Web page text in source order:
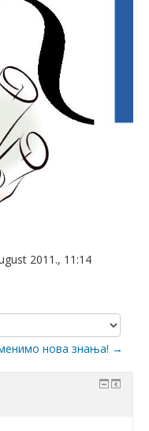
2011., 11:14
нова знања! →